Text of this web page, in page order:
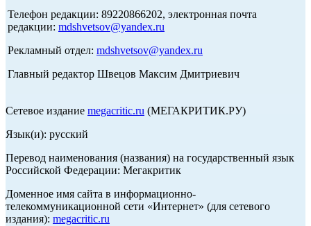
Телефон редакции: 89220866202, электронная почта
редакции: mdshvetsov@yandex.ru
Рекламный отдел: mdshvetsov@yandex.ru
Главный редактор Швецов Максим Дмитриевич
Сетевое издание megacritic.ru (МЕГАКРИТИК.РУ)
Язык(и): русский
Перевод наименования (названия) на государственный язык
Российской Федерации: Мегакритик
Доменное имя сайта в информационно-
телекоммуникационной сети «Интернет» (для сетевого
издания): megacritic.ru